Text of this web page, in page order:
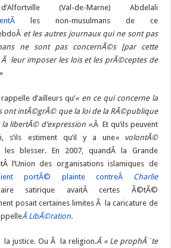
(Val-de-Marne) Abdelali
les non-musulmans de ce
et les autres journaux qui ne sont pas
ne sont pas concernÃ©s [par cette
Ã leur imposer les lois et les prÃ©ceptes de
d’ailleurs qu’« en ce qui concerne la
ont intÃ©grÃ© que la loi de la RÃ©publique
libertÃ© d’expression ».Â Et qu’ils peuvent
estiment qu’il y a une« volontÃ©
blesser. En 2007, quandÂ la Grande
l’Union des organisations islamiques de
portÃ© plainte contreÂ Charlie
satirique avaitÂ certes Ã©tÃ©
posait certaines limites Ã la caricature de
Â LibÃ©ration.
la justice. Ou Ã la religion.Â « Le prophÃ¨te